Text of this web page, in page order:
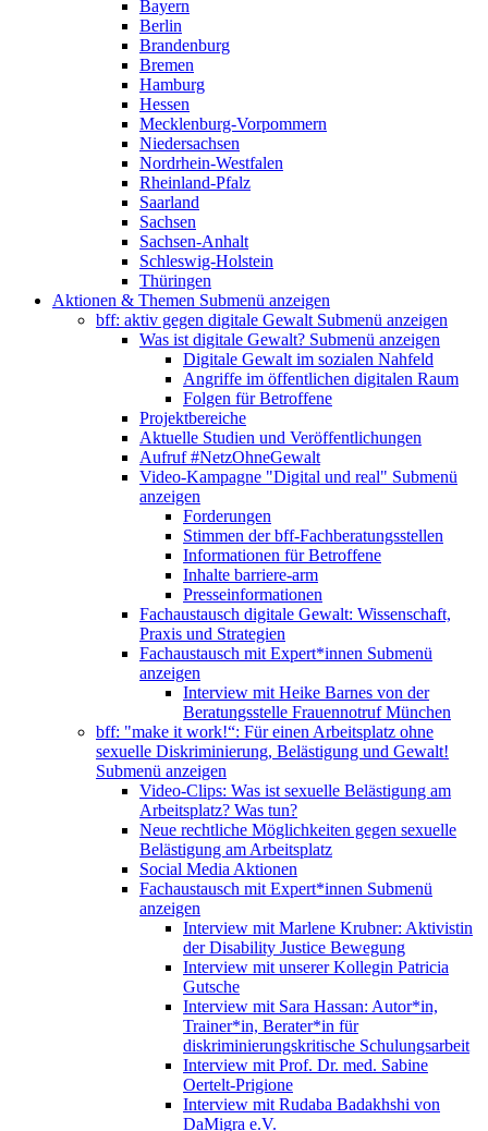
Bayern
Berlin
Brandenburg
Bremen
Hamburg
Hessen
Mecklenburg-Vorpommern
Niedersachsen
Nordrhein-Westfalen
Rheinland-Pfalz
Saarland
Sachsen
Sachsen-Anhalt
Schleswig-Holstein
Thüringen
Aktionen & Themen Submenü anzeigen
bff: aktiv gegen digitale Gewalt Submenü anzeigen
Was ist digitale Gewalt? Submenü anzeigen
Digitale Gewalt im sozialen Nahfeld
Angriffe im öffentlichen digitalen Raum
Folgen für Betroffene
Projektbereiche
Aktuelle Studien und Veröffentlichungen
Aufruf #NetzOhneGewalt
Video-Kampagne "Digital und real" Submenü
anzeigen
Forderungen
Stimmen der bff-Fachberatungsstellen
Informationen für Betroffene
Inhalte barriere-arm
Presseinformationen
Fachaustausch digitale Gewalt: Wissenschaft,
Praxis und Strategien
Fachaustausch mit Expert*innen Submenü
anzeigen
Interview mit Heike Barnes von der
Beratungsstelle Frauennotruf München
bff: "make it work!“: Für einen Arbeitsplatz ohne
sexuelle Diskriminierung, Belästigung und Gewalt!
Submenü anzeigen
Video-Clips: Was ist sexuelle Belästigung am
Arbeitsplatz? Was tun?
Neue rechtliche Möglichkeiten gegen sexuelle
Belästigung am Arbeitsplatz
Social Media Aktionen
Fachaustausch mit Expert*innen Submenü
anzeigen
Interview mit Marlene Krubner: Aktivistin
der Disability Justice Bewegung
Interview mit unserer Kollegin Patricia
Gutsche
Interview mit Sara Hassan: Autor*in,
Trainer*in, Berater*in für
diskriminierungskritische Schulungsarbeit
Interview mit Prof. Dr. med. Sabine
Oertelt-Prigione
Interview mit Rudaba Badakhshi von
DaMigra e.V.